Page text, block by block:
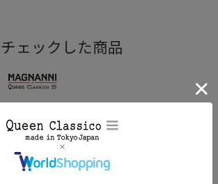
グの妙技を際限なく発揮しています。
チェックした商品